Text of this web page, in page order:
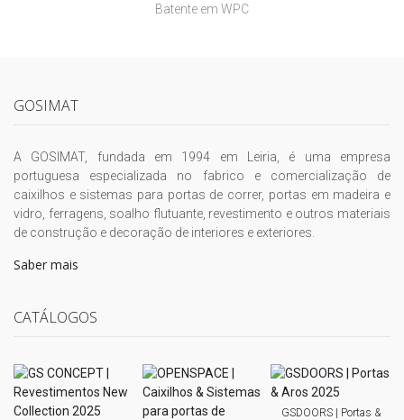
Batente em WPC
GOSIMAT
A GOSIMAT, fundada em 1994 em Leiria, é uma empresa
portuguesa especializada no fabrico e comercialização de
caixilhos e sistemas para portas de correr, portas em madeira e
vidro, ferragens, soalho flutuante, revestimento e outros materiais
de construção e decoração de interiores e exteriores.
Saber mais
CATÁLOGOS
GSDOORS | Portas &